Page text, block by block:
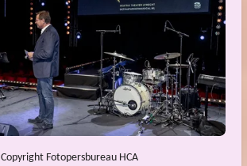
Copyright Fotopersbureau HCA